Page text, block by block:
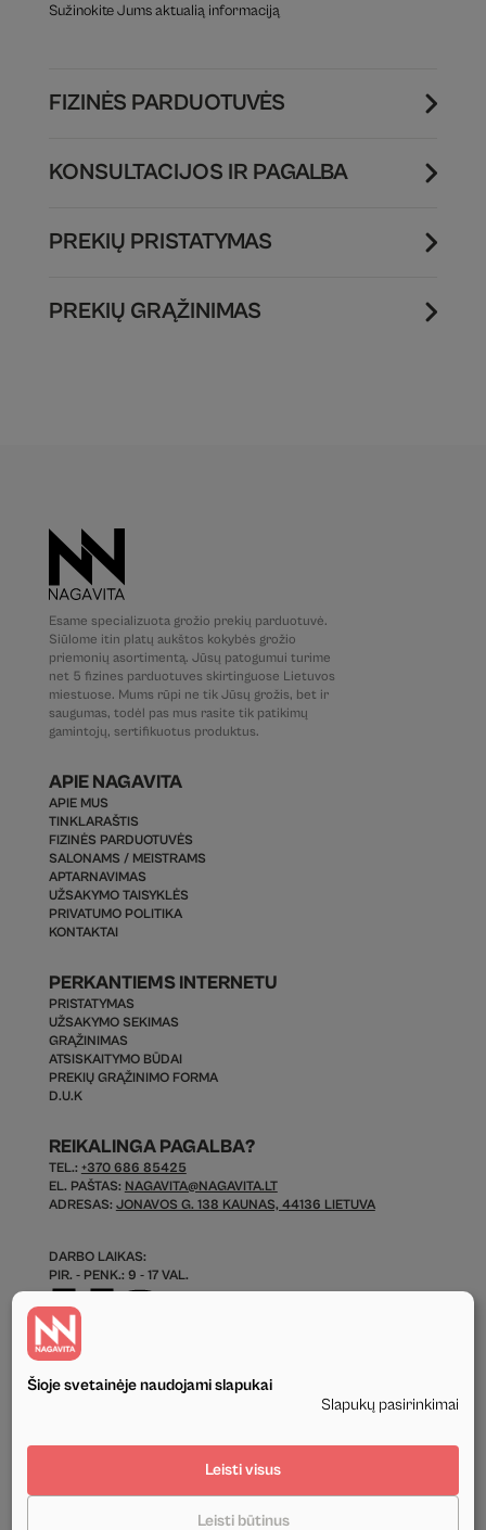
Sužinokite Jums aktualią informaciją
FIZINĖS PARDUOTUVĖS
KONSULTACIJOS IR PAGALBA
PREKIŲ PRISTATYMAS
PREKIŲ GRĄŽINIMAS
Esame specializuota grožio prekių parduotuvė.
Siūlome itin platų aukštos kokybės grožio
priemonių asortimentą. Jūsų patogumui turime
net 5 fizines parduotuves skirtinguose Lietuvos
miestuose. Mums rūpi ne tik Jūsų grožis, bet ir
saugumas, todėl pas mus rasite tik patikimų
gamintojų, sertifikuotus produktus.
APIE NAGAVITA
APIE MUS
TINKLARAŠTIS
FIZINĖS PARDUOTUVĖS
SALONAMS / MEISTRAMS
APTARNAVIMAS
UŽSAKYMO TAISYKLĖS
PRIVATUMO POLITIKA
KONTAKTAI
PERKANTIEMS INTERNETU
PRISTATYMAS
UŽSAKYMO SEKIMAS
GRĄŽINIMAS
ATSISKAITYMO BŪDAI
PREKIŲ GRĄŽINIMO FORMA
D.U.K
REIKALINGA PAGALBA?
TEL.: +370 686 85425
EL. PAŠTAS: NAGAVITA@NAGAVITA.LT
ADRESAS: JONAVOS G. 138 KAUNAS, 44136 LIETUVA
DARBO LAIKAS:
PIR. - PENK.: 9 - 17 VAL.
© 2026 Visos Teisės Saugomos.
Tekstinis ir grafinis svetainės turinys priklauso UAB Nagavita ir negali būti
Šioje svetainėje naudojami slapukai
Slapukų pasirinkimai
Leisti būtinus
Leisti visus